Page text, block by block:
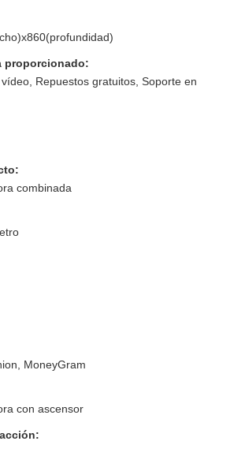
proporcionado:
Repuestos gratuitos, Soporte en
combinada
MoneyGram
con ascensor